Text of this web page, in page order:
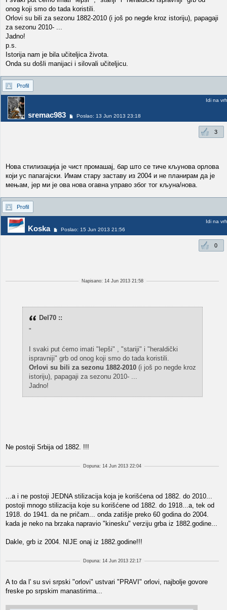
onog koji smo do tada koristili.
Orlovi su bili za sezonu 1882-2010 (i još po negde kroz istoriju), papagaji
za sezonu 2010- ...
Jadno!
p.s.
Istorija nam je bila učiteljica života.
Onda su došli manijaci i silovali učiteljicu.
Profil
sremac983 Poslao: 13 Jun 2013 23:18
Idi na vrh
3
Нова стилизација је чист промашај, бар што се тиче кљунова орлова
који ус папагајски. Имам стару заставу из 2004 и не планирам да је
мењам, јер ми је ова нова огавна управо због тог кљуна/нова.
Profil
Koska Poslao: 15 Jun 2013 21:56
Idi na vrh
0
Napisano: 14 Jun 2013 21:58
Del70 ::
"
I svaki put ćemo imati "lepši" , "stariji" i "heraldički
ispravniji" grb od onog koji smo do tada koristili.
Orlovi su bili za sezonu 1882-2010(i još po negde kroz
istoriju), papagaji za sezonu 2010- ...
Jadno!
Ne postoji Srbija od 1882. !!!
Dopuna: 14 Jun 2013 22:04
...a i ne postoji JEDNA stilizacija koja je korišćena od 1882. do 2010...
postoji mnogo stilizacija koje su korišćene od 1882. do 1918...a, tek od
1918. do 1941. da ne pričam... onda zatišje preko 60 godina do 2004.
kada je neko na brzaka napravio "kinesku" verziju grba iz 1882.godine...
Dakle, grb iz 2004. NIJE onaj iz 1882.godine!!!
Dopuna: 14 Jun 2013 22:17
A to da l' su svi srpski "orlovi" ustvari "PRAVI" orlovi, najbolje govore
freske po srpskim manastirima...